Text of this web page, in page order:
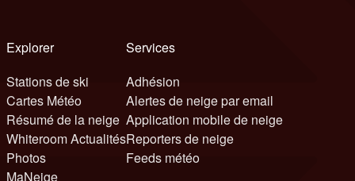
Explorer
Stations de ski
Cartes Météo
Résumé de la neige
Whiteroom Actualités
Photos
MaNeige
Services
Adhésion
Alertes de neige par email
Application mobile de neige
Reporters de neige
Feeds météo